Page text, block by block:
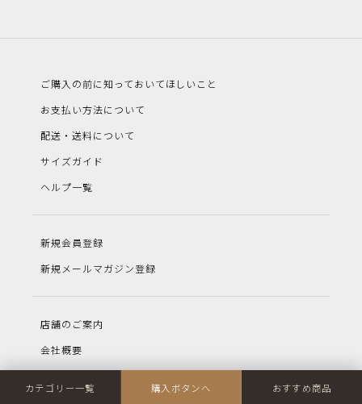
ご購入の前に知っておいてほしいこと
お支払い方法について
配送・送料について
サイズガイド
ヘルプ一覧
新規会員登録
新規メールマガジン登録
店舗のご案内
会社概要
カテゴリー一覧 購入ボタンへ おすすめ商品